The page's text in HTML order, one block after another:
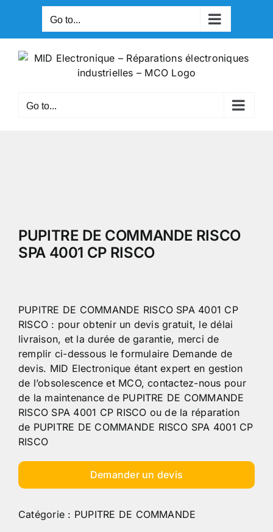
content
Go to...
Go to...
PUPITRE DE COMMANDE RISCO
SPA 4001 CP RISCO
PUPITRE DE COMMANDE RISCO SPA 4001 CP
RISCO : pour obtenir un devis gratuit, le délai
livraison, et la durée de garantie, merci de
remplir ci-dessous le formulaire Demande de
devis. MID Electronique étant expert en gestion
de l’obsolescence et MCO, contactez-nous pour
de la maintenance de PUPITRE DE COMMANDE
RISCO SPA 4001 CP RISCO ou de la réparation
de PUPITRE DE COMMANDE RISCO SPA 4001 CP
RISCO
Demander un devis
Catégorie : PUPITRE DE COMMANDE